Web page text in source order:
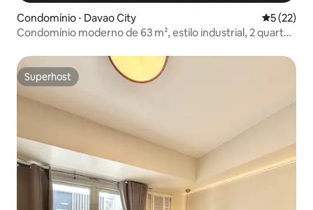
Condomínio ⋅ Davao City 5 de uma
5 (22)
Condomínio moderno de 63 m², estilo industrial, 2 quartos
Superhost
Superhost